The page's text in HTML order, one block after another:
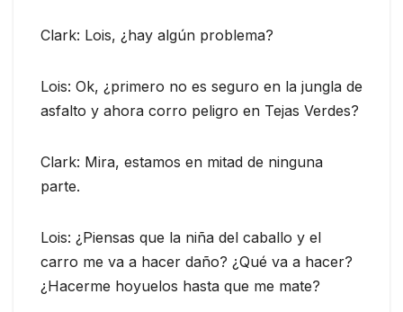
Clark: Lois, ¿hay algún problema?
Lois: Ok, ¿primero no es seguro en la jungla de
asfalto y ahora corro peligro en Tejas Verdes?
Clark: Mira, estamos en mitad de ninguna
parte.
Lois: ¿Piensas que la niña del caballo y el
carro me va a hacer daño? ¿Qué va a hacer?
¿Hacerme hoyuelos hasta que me mate?